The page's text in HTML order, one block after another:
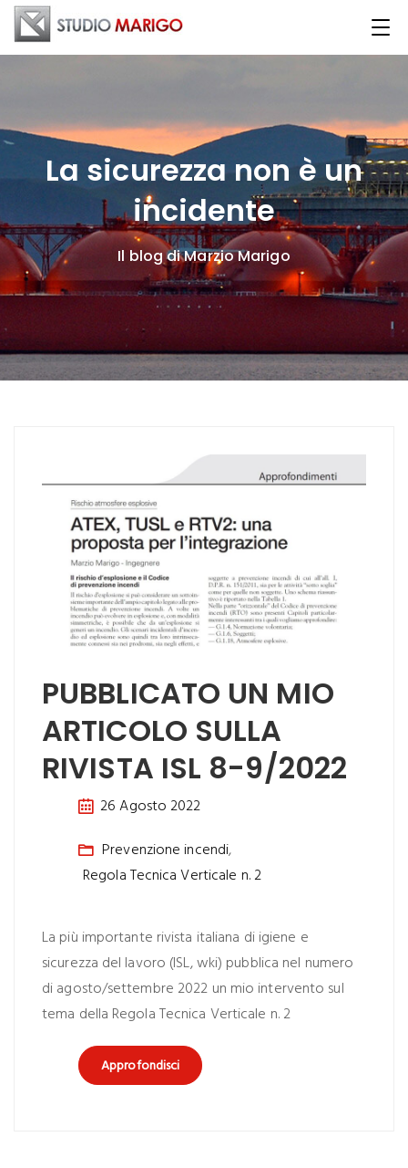
La sicurezza non è un
incidente
Il blog di Marzio Marigo
PUBBLICATO UN MIO
ARTICOLO SULLA
RIVISTA ISL 8-9/2022
26 Agosto 2022
Prevenzione incendi,
Regola Tecnica Verticale n. 2
La più importante rivista italiana di igiene e
sicurezza del lavoro (ISL, wki) pubblica nel numero
di agosto/settembre 2022 un mio intervento sul
tema della Regola Tecnica Verticale n. 2
Approfondisci